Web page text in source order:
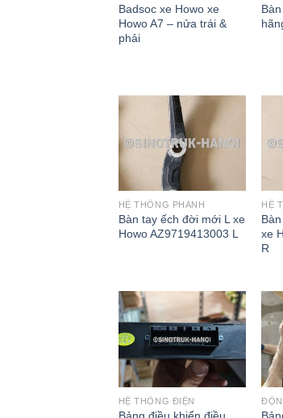
Badsoc xe Howo xe
Howo A7 – nửa trái &
phải
HỆ THỐNG PHANH
Bàn tay ếch đời mới L xe
Howo AZ9719413003 L
HỆ
xe
R
HỆ THỐNG ĐIỆN